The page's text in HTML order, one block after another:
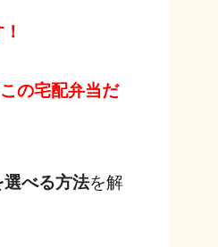
この宅配弁当だ
選べる方法を解